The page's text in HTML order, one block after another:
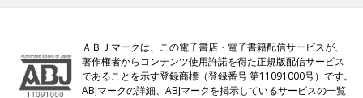
ＡＢＪマークは、この電子書店・電子書籍配信サービスが、
著作権者からコンテンツ使用許諾を得た正規版配信サービス
であることを示す登録商標（登録番号 第11091000号）です。
ABJマークの詳細、ABJマークを掲示しているサービスの一覧